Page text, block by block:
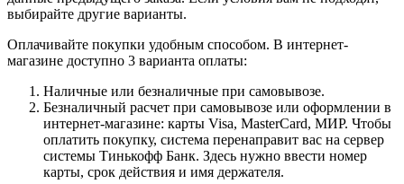
выбирайте другие варианты.
Оплачивайте покупки удобным способом. В интернет-
магазине доступно 3 варианта оплаты:
Наличные или безналичные при самовывозе.
Безналичный расчет при самовывозе или оформлении в
интернет-магазине: карты Visa, MasterCard, МИР. Чтобы
оплатить покупку, система перенаправит вас на сервер
системы Тинькофф Банк. Здесь нужно ввести номер
карты, срок действия и имя держателя.